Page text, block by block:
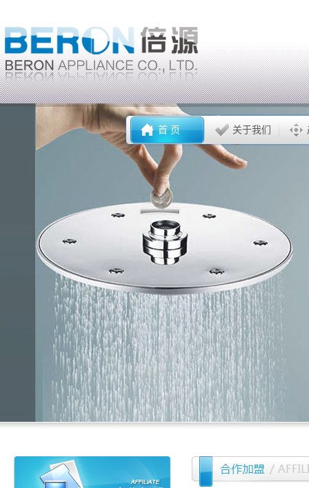
首 页 关于我们